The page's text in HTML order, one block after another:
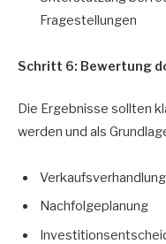
Fragestellungen
Schritt 6: Bewertung
Die Ergebnisse sollten
werden und als
Nachfolgeplanung